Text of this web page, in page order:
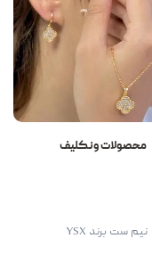
محصولات ونکلیف
نیم ست برند YSX